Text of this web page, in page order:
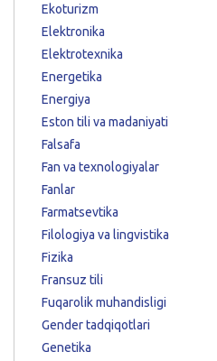
Ekoturizm
Elektronika
Elektrotexnika
Energetika
Energiya
Eston tili va madaniyati
Falsafa
Fan va texnologiyalar
Fanlar
Farmatsevtika
Filologiya va lingvistika
Fizika
Fransuz tili
Fuqarolik muhandisligi
Gender tadqiqotlari
Genetika